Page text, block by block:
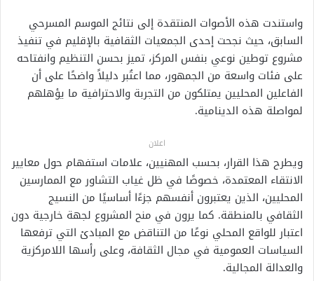
واستندت هذه الأصوات المنتقدة إلى نتائج الموسم المسرحي
السابق، حيث نجحت إحدى الجمعيات الثقافية بالإقليم في تنفيذ
مشروع توطين نوعي بنفس المركز، تميز بحسن التنظيم وانفتاحه
على فئات واسعة من الجمهور، مما اعتُبر دليلاً واضحًا على أن
الفاعلين المحليين يمتلكون من التجربة والاحترافية ما يؤهلهم
لمواصلة هذه الدينامية.
اعلان
ويطرح هذا القرار، بحسب المهنيين، علامات استفهام حول معايير
الانتقاء المعتمدة، خصوصًا في ظل غياب التشاور مع الممارسين
المحليين، الذين يعتبرون أنفسهم جزءًا أساسيًا من النسيج
الثقافي بالمنطقة. كما يرون في منح المشروع لجهة خارجية دون
اعتبار للواقع المحلي نوعًا من التناقض مع المبادئ التي ترفعها
السياسات العمومية في مجال الثقافة، وعلى رأسها اللامركزية
والعدالة المجالية.